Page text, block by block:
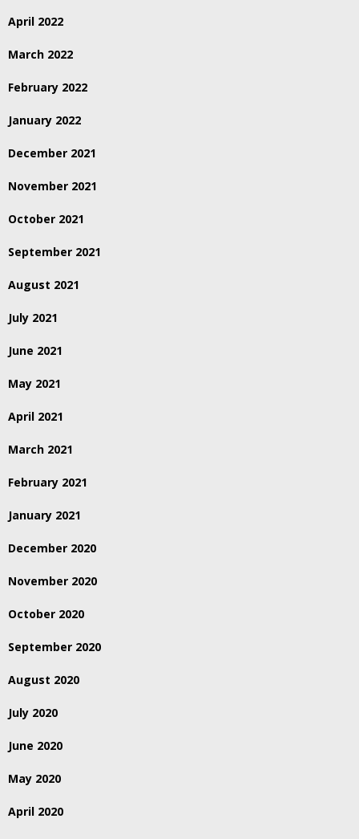
April 2022
March 2022
February 2022
January 2022
December 2021
November 2021
October 2021
September 2021
August 2021
July 2021
June 2021
May 2021
April 2021
March 2021
February 2021
January 2021
December 2020
November 2020
October 2020
September 2020
August 2020
July 2020
June 2020
May 2020
April 2020